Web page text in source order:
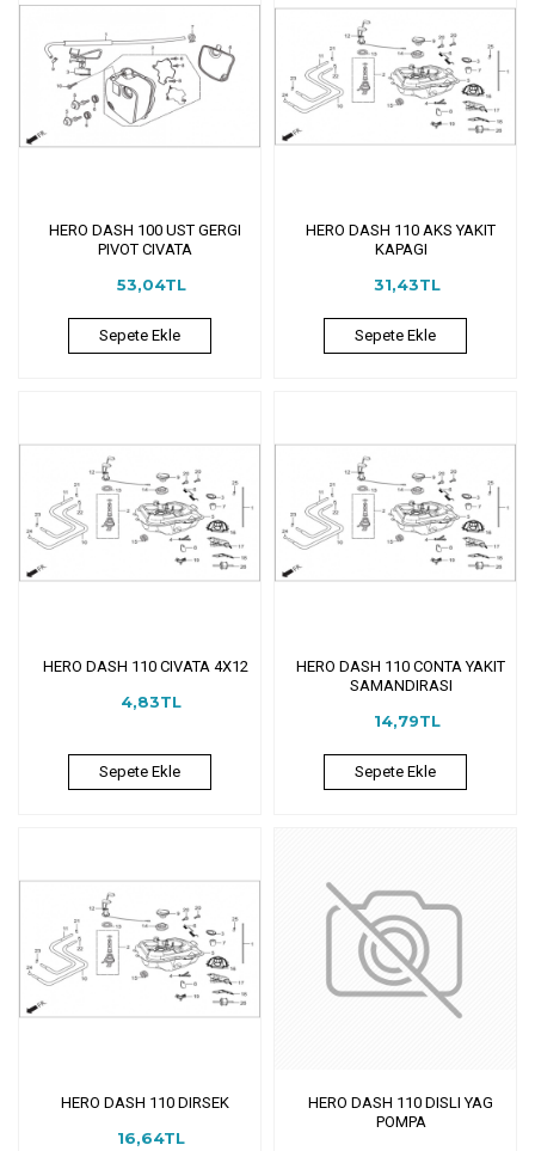
HERO DASH 100 UST GERGI
PIVOT CIVATA
53,04TL
Sepete Ekle
HERO DASH 110 AKS YAKIT
KAPAGI
31,43TL
Sepete Ekle
HERO DASH 110 CIVATA 4X12
4,83TL
Sepete Ekle
HERO DASH 110 CONTA YAKIT
SAMANDIRASI
14,79TL
Sepete Ekle
HERO DASH 110 DIRSEK
16,64TL
HERO DASH 110 DISLI YAG
POMPA